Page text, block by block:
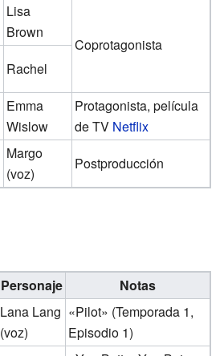
Lisa
Brown
Coprotagonista
Rachel
Emma
Wislow
Protagonista, película
de TV Netflix
Margo
(voz)
Postproducción
Personaje
Notas
Lana Lang
(voz)
«Pilot» (Temporada 1,
Episodio 1)